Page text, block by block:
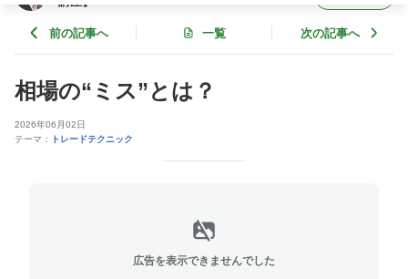
前の記事へ 一覧 次の記事へ
相場の“ミス”とは？
2026年06月02日
テーマ：
トレードテクニック
広告を表示できませんでした